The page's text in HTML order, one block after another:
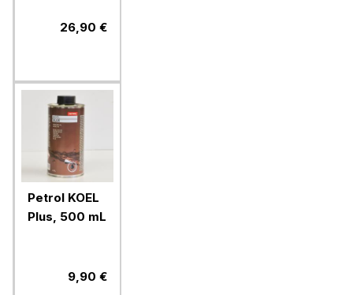
26,90 €
Petrol KOEL
Plus, 500 mL
9,90 €